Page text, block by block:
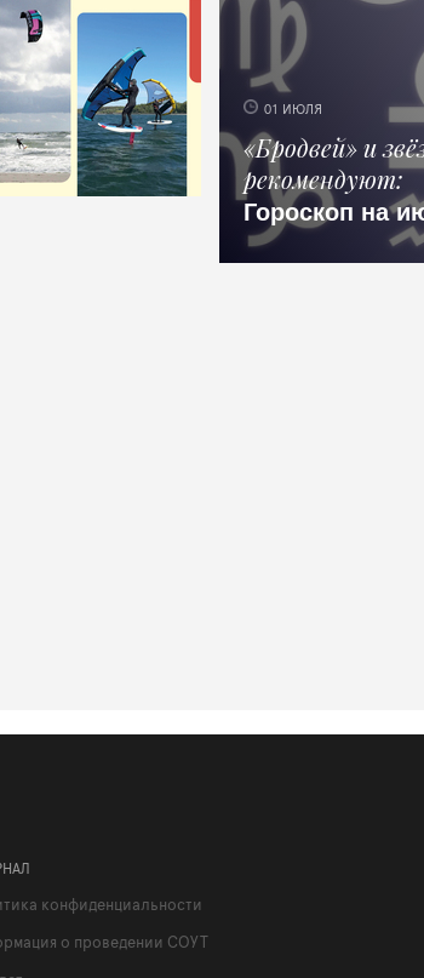
01 ИЮЛЯ
«Бродвей» и
рекомендуют
Гороскоп на
конфиденциальности
о проведении СОУТ